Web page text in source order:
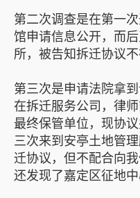
第二次调查是在第一
馆申请信息公开，而
所，被告知拆迁协议不
第三次是申请法院拿
在拆迁服务公司，律
最终保管单位，现协
三次来到安亭土地管
迁协议，但不配合向
还发现了嘉定区征地